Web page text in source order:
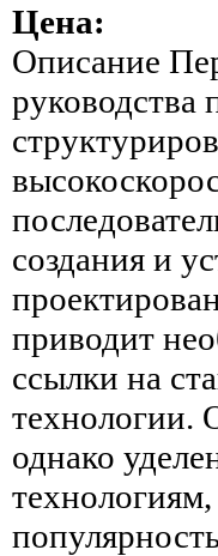
Цена:
Описание
создания и
при­водит
ссылки на
технологии.
однако